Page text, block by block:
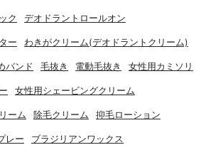
ク デオドラントロールオン
ー わきがクリーム(デオドラントクリーム)
バンド 毛抜き 電動毛抜き 女性用カミソリ
女性用シェービングクリーム
ーム 除毛クリーム 抑毛ローション
レー ブラジリアンワックス